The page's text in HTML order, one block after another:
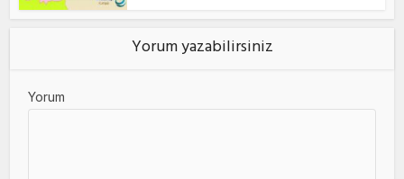
Yorum yazabilirsiniz
Yorum